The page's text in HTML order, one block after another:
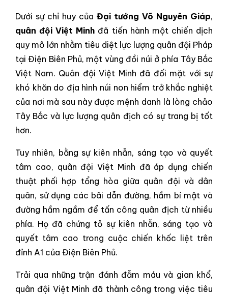
Dưới sự chỉ huy của Đại tướng Võ Nguyên Giáp,
quân đội Việt Minh đã tiến hành một chiến dịch
quy mô lớn nhằm tiêu diệt lực lượng quân đội Pháp
tại Điện Biên Phủ, một vùng đồi núi ở phía Tây Bắc
Việt Nam. Quân đội Việt Minh đã đối mặt với sự
khó khăn do địa hình núi non hiểm trở khắc nghiệt
của nơi mà sau này được mệnh danh là lòng chảo
Tây Bắc và lực lượng quân địch có sự trang bị tốt
hơn.
Tuy nhiên, bằng sự kiên nhẫn, sáng tạo và quyết
tâm cao, quân đội Việt Minh đã áp dụng chiến
thuật phối hợp tổng hòa giữa quân đội và dân
quân, sử dụng các bãi dẫn đường, hầm bí mật và
đường hầm ngầm để tấn công quân địch từ nhiều
phía. Họ đã chứng tỏ sự kiên nhẫn, sáng tạo và
quyết tâm cao trong cuộc chiến khốc liệt trên
đỉnh A1 của Điện Biên Phủ.
Trải qua những trận đánh đẫm máu và gian khổ,
quân đội Việt Minh đã thành công trong việc tiêu